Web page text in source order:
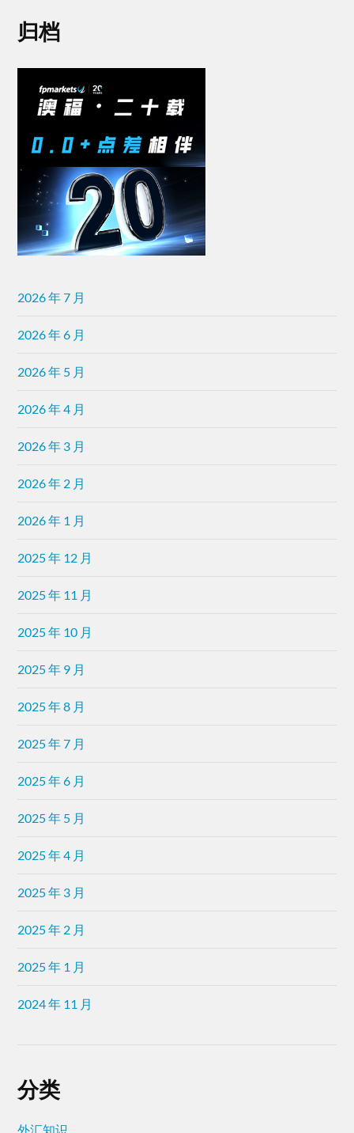
归档
2026 年 7 月
2026 年 6 月
2026 年 5 月
2026 年 4 月
2026 年 3 月
2026 年 2 月
2026 年 1 月
2025 年 12 月
2025 年 11 月
2025 年 10 月
2025 年 9 月
2025 年 8 月
2025 年 7 月
2025 年 6 月
2025 年 5 月
2025 年 4 月
2025 年 3 月
2025 年 2 月
2025 年 1 月
2024 年 11 月
分类
外汇知识